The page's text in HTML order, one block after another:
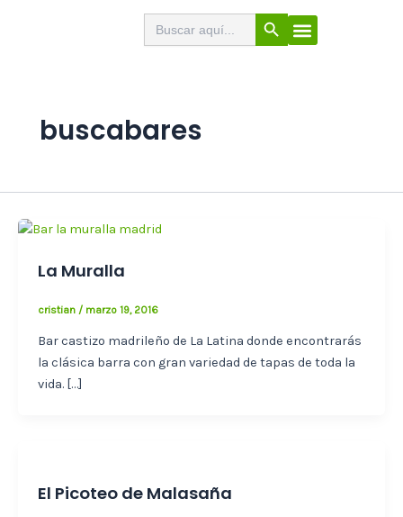
Menú
Buscar: Botón de búsqueda
buscabares
La Muralla
cristian / marzo 19, 2016
Bar castizo madrileño de La Latina donde encontrarás
la clásica barra con gran variedad de tapas de toda la
vida. […]
El Picoteo de Malasaña